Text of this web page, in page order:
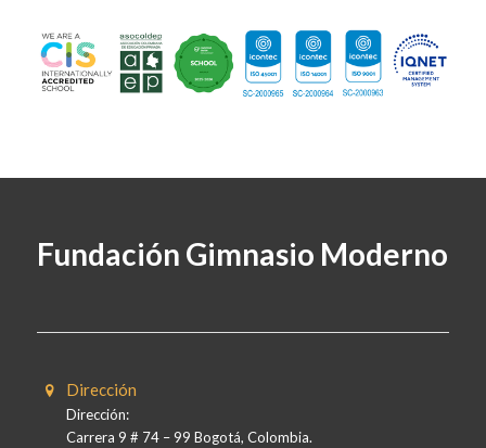
Fundación Gimnasio Moderno
Dirección
Dirección:
Carrera 9 # 74 – 99 Bogotá, Colombia.